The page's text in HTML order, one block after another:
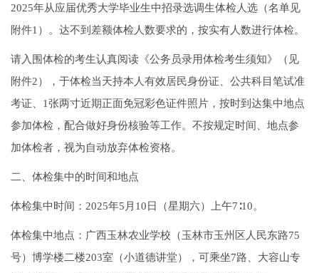
2025年从应届优秀大学毕业生中招录选调生体检人选（名单见
附件1）。达不到差额体检人数要求的，按实有人数进行体检。
请入围体检的考生认真阅读《公务员录用体检考生须知》（见
附件2），于体检当天持本人有效居民身份证、公共科目笔试准
考证、1张两寸近期正面免冠彩色证件照片，按时到达集中地点
参加体检，配合做好身份核验等工作。不按规定时间、地点参
加体检者，视为自动放弃体检资格。
二、体检集中的时间和地点
体检集中时间：2025年5月10日（星期六）上午7∶10。
体检集中地点：广西玉林农业学校（玉林市玉州区人民东路75
号）博学楼二楼203室（小道德讲堂），可乘坐7路、大容山专